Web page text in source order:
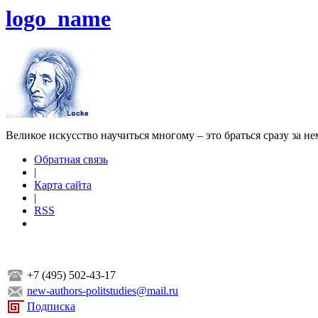
logo_name
Великое искусство научиться многому – это браться сразу за
Обратная связь
|
Карта сайта
|
RSS
+7 (495) 502-43-17
new-authors-politstudies@mail.ru
Подписка